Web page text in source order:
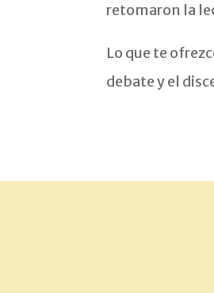
retomaron la
Lo que te
debate y el